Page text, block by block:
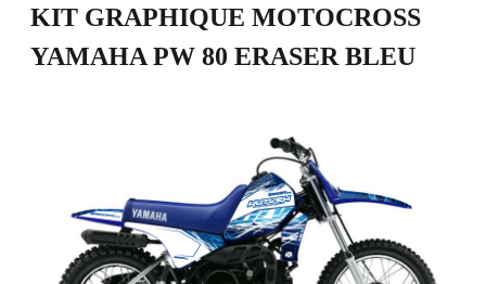
KIT GRAPHIQUE MOTOCROSS
YAMAHA PW 80 ERASER BLEU